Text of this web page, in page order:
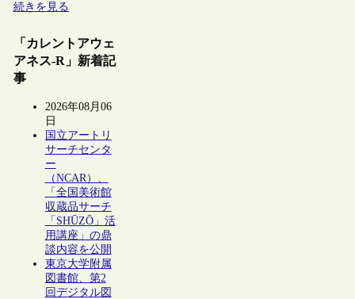
続きを見る
「カレントアウェ
アネス-R」新着記
事
2026年08月06
日
国立アートリ
サーチセンタ
ー
（NCAR）、
「全国美術館
収蔵品サーチ
「SHŪZŌ」活
用講座」の鼎
談内容を公開
東京大学附属
図書館、第2
回デジタル図